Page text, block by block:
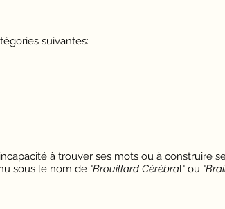
suivantes:
à trouver ses mots ou à construire
sous le nom de "Brouillard Cérébral" ou "